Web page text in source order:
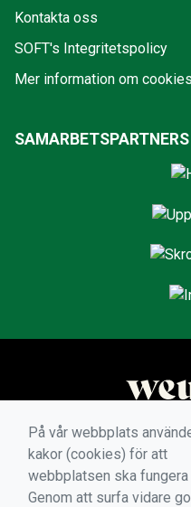
Kontakta oss
SOFT's Integritetspolicy
Mer information om cookies
SAMARBETSPARTNERS
På vår webbplats
kakor (cookies) för att
webbplatsen ska
Genom att surfa vidare